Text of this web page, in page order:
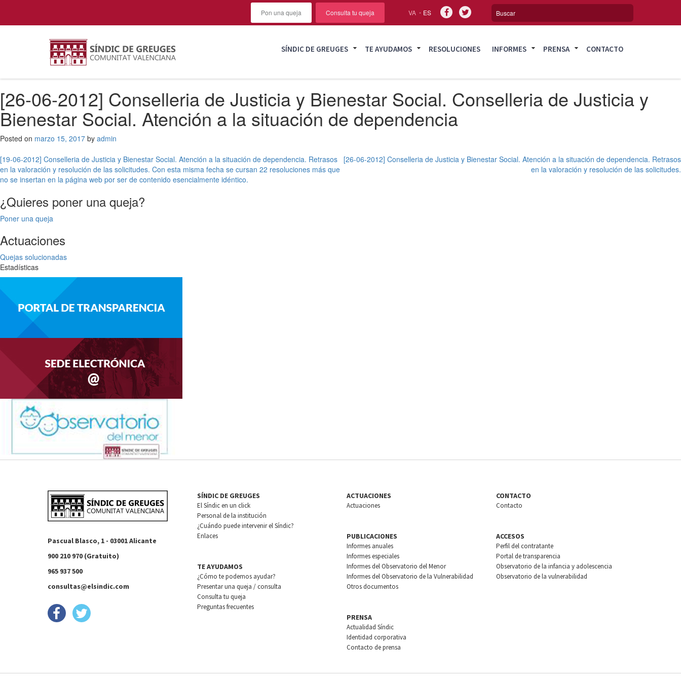
VA ES
Pon una queja Consulta tu queja
SÍNDIC DE GREUGES TE AYUDAMOS RESOLUCIONES INFORMES PRENSA CONTACTO
[26-06-2012] Conselleria de Justicia y Bienestar Social. Conselleria de Justicia y
Bienestar Social. Atención a la situación de dependencia
Posted on marzo 15, 2017 by admin
Navegación
de
entradas
[19-06-2012] Conselleria de Justicia y Bienestar Social. Atención a la situación de dependencia. Retrasos
en la valoración y resolución de las solicitudes. Con esta misma fecha se cursan 22 resoluciones más que
no se insertan en la página web por ser de contenido esencialmente idéntico.
[26-06-2012] Conselleria de Justicia y Bienestar Social. Atención a la situación de dependencia. Retrasos
en la valoración y resolución de las solicitudes.
¿Quieres poner una queja?
Poner una queja
Actuaciones
Quejas solucionadas
Estadísticas
Pascual Blasco, 1 - 03001 Alicante
900 210 970 (Gratuito)
965 937 500
consultas@elsindic.com
SÍNDIC DE GREUGES
El Síndic en un click
Personal de la institución
¿Cuándo puede intervenir el Síndic?
Enlaces
TE AYUDAMOS
¿Cómo te podemos ayudar?
Presentar una queja / consulta
Consulta tu queja
Preguntas frecuentes
ACTUACIONES
Actuaciones
PUBLICACIONES
Informes anuales
Informes especiales
Informes del Observatorio del Menor
Informes del Observatorio de la Vulnerabilidad
Otros documentos
PRENSA
Actualidad Síndic
Identidad corporativa
Contacto de prensa
CONTACTO
Contacto
ACCESOS
Perfil del contratante
Portal de transparencia
Observatorio de la infancia y adolescencia
Observatorio de la vulnerabilidad